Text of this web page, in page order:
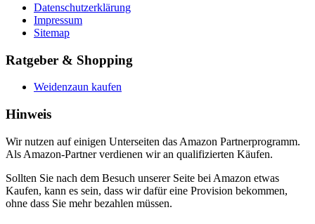
Datenschutzerklärung
Impressum
Sitemap
Ratgeber & Shopping
Weidenzaun kaufen
Hinweis
Wir nutzen auf einigen Unterseiten das Amazon Partnerprogramm.
Als Amazon-Partner verdienen wir an qualifizierten Käufen.
Sollten Sie nach dem Besuch unserer Seite bei Amazon etwas
Kaufen, kann es sein, dass wir dafür eine Provision bekommen,
ohne dass Sie mehr bezahlen müssen.